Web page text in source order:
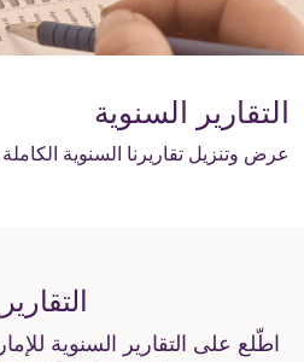
التقارير السنوية
عرض وتنزيل تقاريرنا السنوية الكاملة
اطّلع على التقارير السنوية